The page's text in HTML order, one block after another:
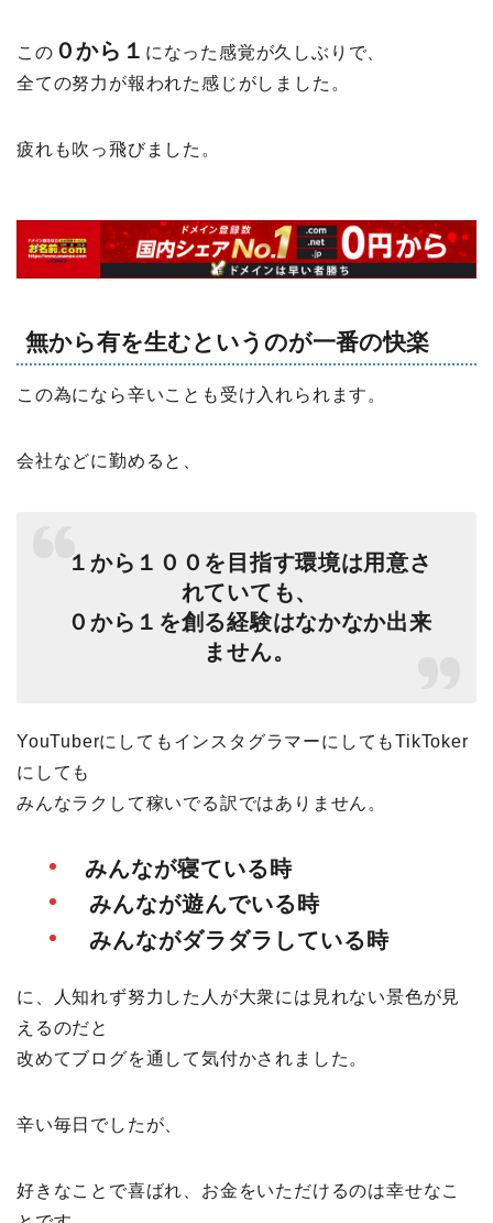
この ０から１ になった感覚が久しぶりで、
全ての努力が報われた感じがしました。
疲れも吹っ飛びました。
無から有を生むというのが一番の快楽
この為になら辛いことも受け入れられます。
会社などに勤めると、
１から１００を目指す環境は用意さ
れていても、
０から１を創る経験はなかなか出来
ません。
YouTuberにしてもインスタグラマーにしてもTikToker
にしても
みんなラクして稼いでる訳ではありません。
みんなが寝ている時
みんなが遊んでいる時
みんながダラダラしている時
に、人知れず努力した人が大衆には見れない景色が見
えるのだと
改めてブログを通して気付かされました。
辛い毎日でしたが、
好きなことで喜ばれ、お金をいただけるのは幸せなこ